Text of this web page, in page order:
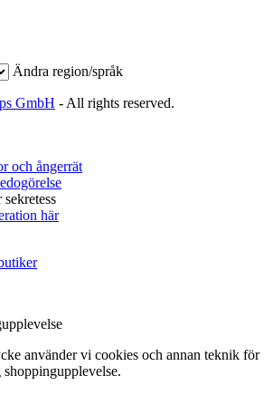
Ändra region/språk
GmbH - All rights reserved.
och ångerrät
här
använder vi cookies och annan teknik för